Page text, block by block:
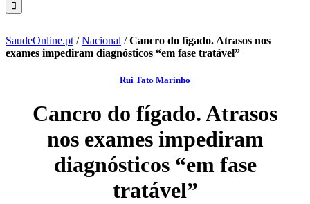
SaudeOnline.pt /Nacional /Cancro do fígado. Atrasos nos
exames impediram diagnósticos “em fase tratável”
Rui Tato Marinho
Cancro do fígado. Atrasos
nos exames impediram
diagnósticos “em fase
tratável”